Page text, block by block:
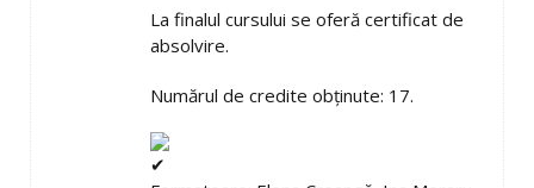
La finalul cursului se oferă certificat de
absolvire.
Numărul de credite obținute: 17.